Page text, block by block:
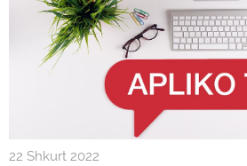
22 Shkurt 2022